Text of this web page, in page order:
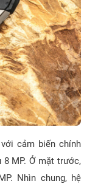
cảm biến chính
8 MP. Ở mặt trước,
Nhìn chung, hệ